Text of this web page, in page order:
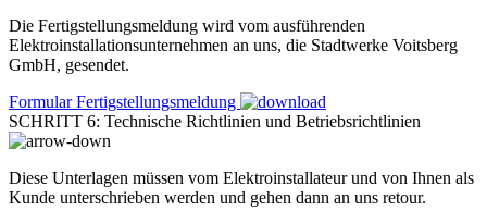
Die Fertigstellungsmeldung wird vom ausführenden
Elektroinstallationsunternehmen an uns, die Stadtwerke Voitsberg
GmbH, gesendet.
Formular Fertigstellungsmeldung
SCHRITT 6: Technische Richtlinien und Betriebsrichtlinien
Diese Unterlagen müssen vom Elektroinstallateur und von Ihnen als
Kunde unterschrieben werden und gehen dann an uns retour.